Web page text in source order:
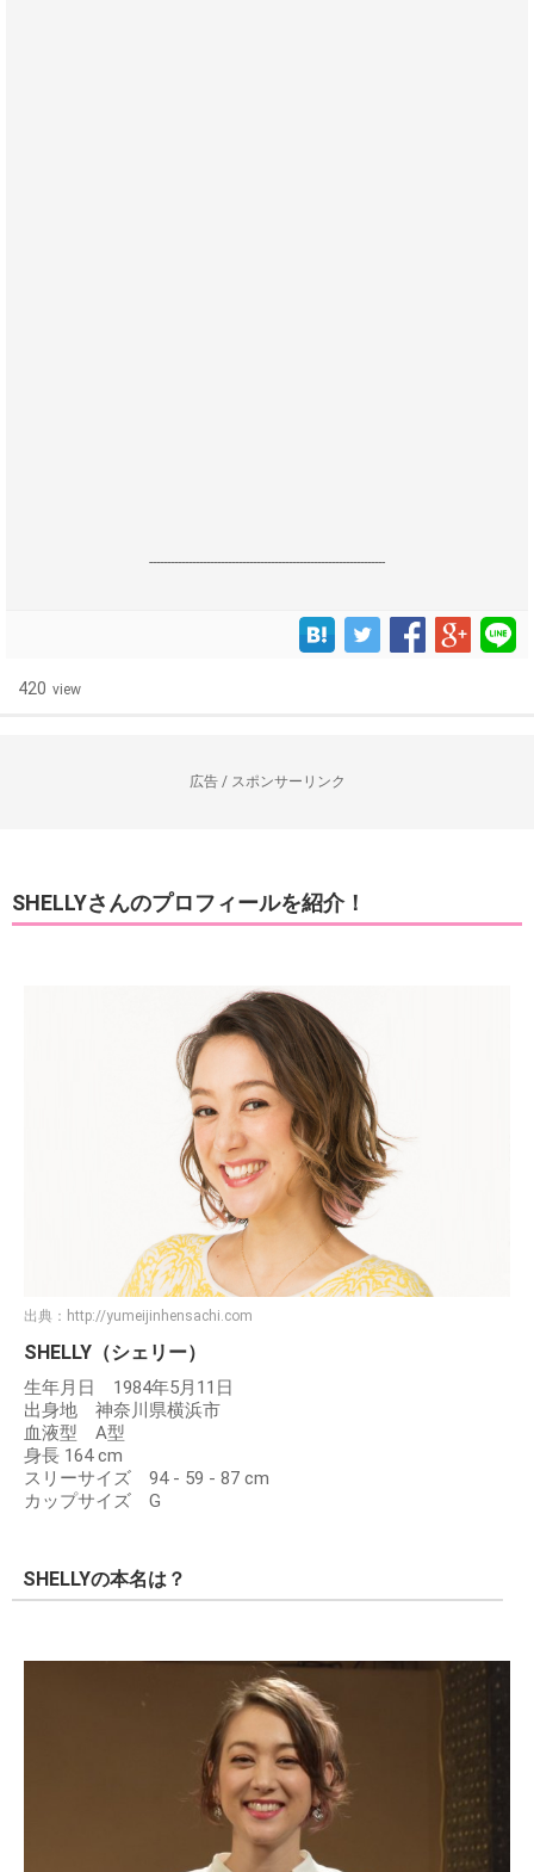
------------------------------------------------------------------
420 view
広告 / スポンサーリンク
SHELLYさんのプロフィールを紹介！
出典： http://yumeijinhensachi.com
SHELLY（シェリー）
生年月日 1984年5月11日
出身地 神奈川県横浜市
血液型 A型
身長 164 cm
スリーサイズ 94 - 59 - 87 cm
カップサイズ G
SHELLYの本名は？